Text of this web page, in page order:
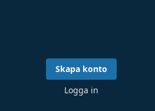
Skapa konto
Logga in